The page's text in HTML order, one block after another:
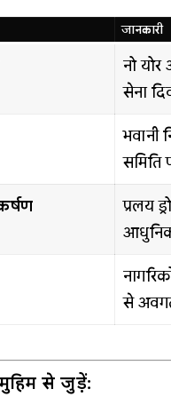
जानकारी
नो योर
सेना
भवानी
समिति
प्रलय
से
मुहिम से जुड़ें: